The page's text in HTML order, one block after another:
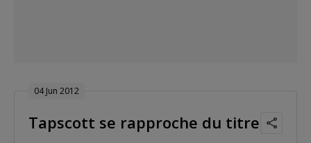
04 Jun 2012
Tapscott se rapproche du titre